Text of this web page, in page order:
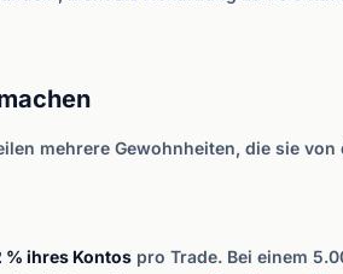
mehrere Gewohnheiten, die sie
% ihres Kontos pro Trade. Bei einem